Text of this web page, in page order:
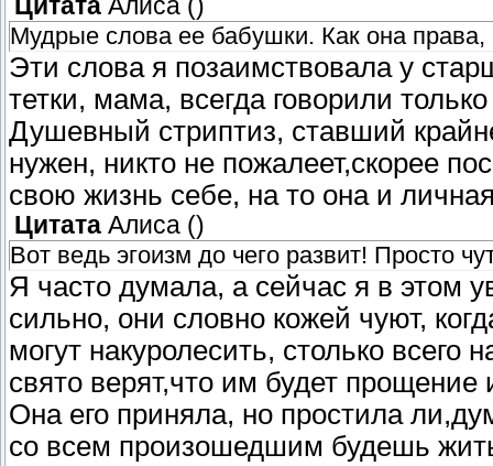
Цитата Алиса ()
Мудрые слова ее бабушки. Как она
Эти слова я позаимствовала у
тетки, мама, всегда говорили
Душевный стриптиз, ставший
нужен, никто не пожалеет,скорее
свою жизнь себе, на то она и
Цитата Алиса ()
Вот ведь эгоизм до чего развит! Просто
Я часто думала, а сейчас я в этом
сильно, они словно кожей чуют,
могут накуролесить, столько всего
свято верят,что им будет
Она его приняла, но простила
со всем произошедшим будешь